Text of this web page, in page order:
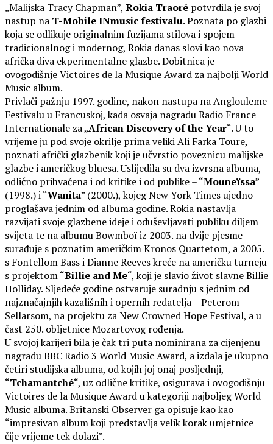
„Malijska Tracy Chapman”, Rokia Traoré potvrdila je svoj
nastup na T-Mobile INmusic festivalu. Poznata po glazbi
koja se odlikuje originalnim fuzijama stilova i spojem
tradicionalnog i modernog, Rokia danas slovi kao nova
afrička diva ekperimentalne glazbe. Dobitnica je
ovogodišnje Victoires de la Musique Award za najbolji World
Music album.
Privlači pažnju 1997. godine, nakon nastupa na Anglouleme
Festivalu u Francuskoj, kada osvaja nagradu Radio France
Internationale za „African Discovery of the Year“. U to
vrijeme ju pod svoje okrilje prima veliki Ali Farka Toure,
poznati afrički glazbenik koji je učvrstio poveznicu malijske
glazbe i američkog bluesa. Uslijedila su dva izvrsna albuma,
odlično prihvaćena i od kritike i od publike – “Mouneïssa”
(1998.) i “Wanita” (2000.), kojeg New York Times ujedno
proglašava jednim od albuma godine. Rokia nastavlja
razvijati svoje glazbene ideje i oduševljavati publiku diljem
svijeta te na albumu Bowmboï iz 2003. na dvije pjesme
surađuje s poznatim američkim Kronos Quartetom, a 2005.
s Fontellom Bass i Dianne Reeves kreće na američku turneju
s projektom “Billie and Me“, koji je slavio život slavne Billie
Holliday. Sljedeće godine ostvaruje suradnju s jednim od
najznačajnjih kazališnih i opernih redatelja – Peterom
Sellarsom, na projektu za New Crowned Hope Festival, a u
čast 250. obljetnice Mozartovog rođenja.
U svojoj karijeri bila je čak tri puta nominirana za cijenjenu
nagradu BBC Radio 3 World Music Award, a izdala je ukupno
četiri studijska albuma, od kojih joj onaj posljednji,
“Tchamantché“, uz odlične kritike, osigurava i ovogodišnju
Victoires de la Musique Award u kategoriji najboljeg World
Music albuma. Britanski Observer ga opisuje kao kao
“impresivan album koji predstavlja velik korak umjetnice
čije vrijeme tek dolazi”.